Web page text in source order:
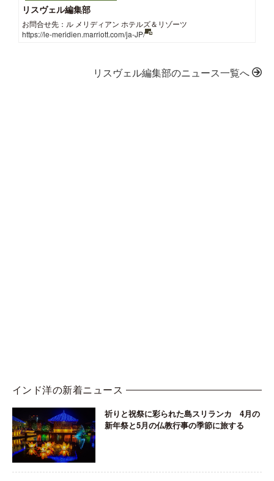
リスヴェル編集部
お問合せ先：ル メリディアン ホテルズ＆リゾーツ
https://le-meridien.marriott.com/ja-JP/
リスヴェル編集部のニュース一覧へ
インド洋の新着ニュース
祈りと祝祭に彩られた島スリランカ 4月の
新年祭と5月の仏教行事の季節に旅する